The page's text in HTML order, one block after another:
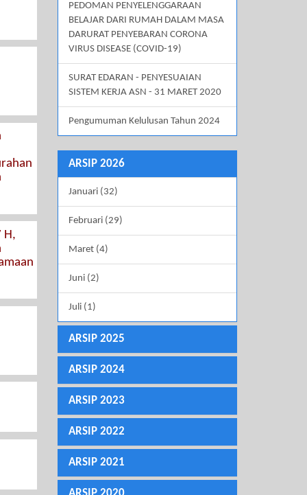
H,
PEDOMAN PENYELENGGARAAN
BELAJAR DARI RUMAH DALAM MASA
DARURAT PENYEBARAN CORONA
VIRUS DISEASE (COVID-19)
SURAT EDARAN - PENYESUAIAN
SISTEM KERJA ASN - 31 MARET 2020
Pengumuman Kelulusan Tahun 2024
ARSIP 2026
Januari (32)
Februari (29)
Maret (4)
Juni (2)
Juli (1)
ARSIP 2025
ARSIP 2024
ARSIP 2023
ARSIP 2022
ARSIP 2021